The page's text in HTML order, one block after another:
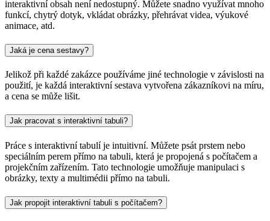
interaktivní obsah není nedostupný. Můžete snadno využívat mnoho
funkcí, chytrý dotyk, vkládat obrázky, přehrávat videa, výukové
animace, atd.
Jaká je cena sestavy?
Jelikož při každé zakázce používáme jiné technologie v závislosti na
použití, je každá interaktivní sestava vytvořena zákazníkovi na míru,
a cena se může lišit.
Jak pracovat s interaktivní tabuli?
Práce s interaktivní tabulí je intuitivní. Můžete psát prstem nebo
speciálním perem přímo na tabuli, která je propojená s počítačem a
projekčním zařízením. Tato technologie umožňuje manipulaci s
obrázky, texty a multimédii přímo na tabuli.
Jak propojit interaktivní tabuli s počítačem?